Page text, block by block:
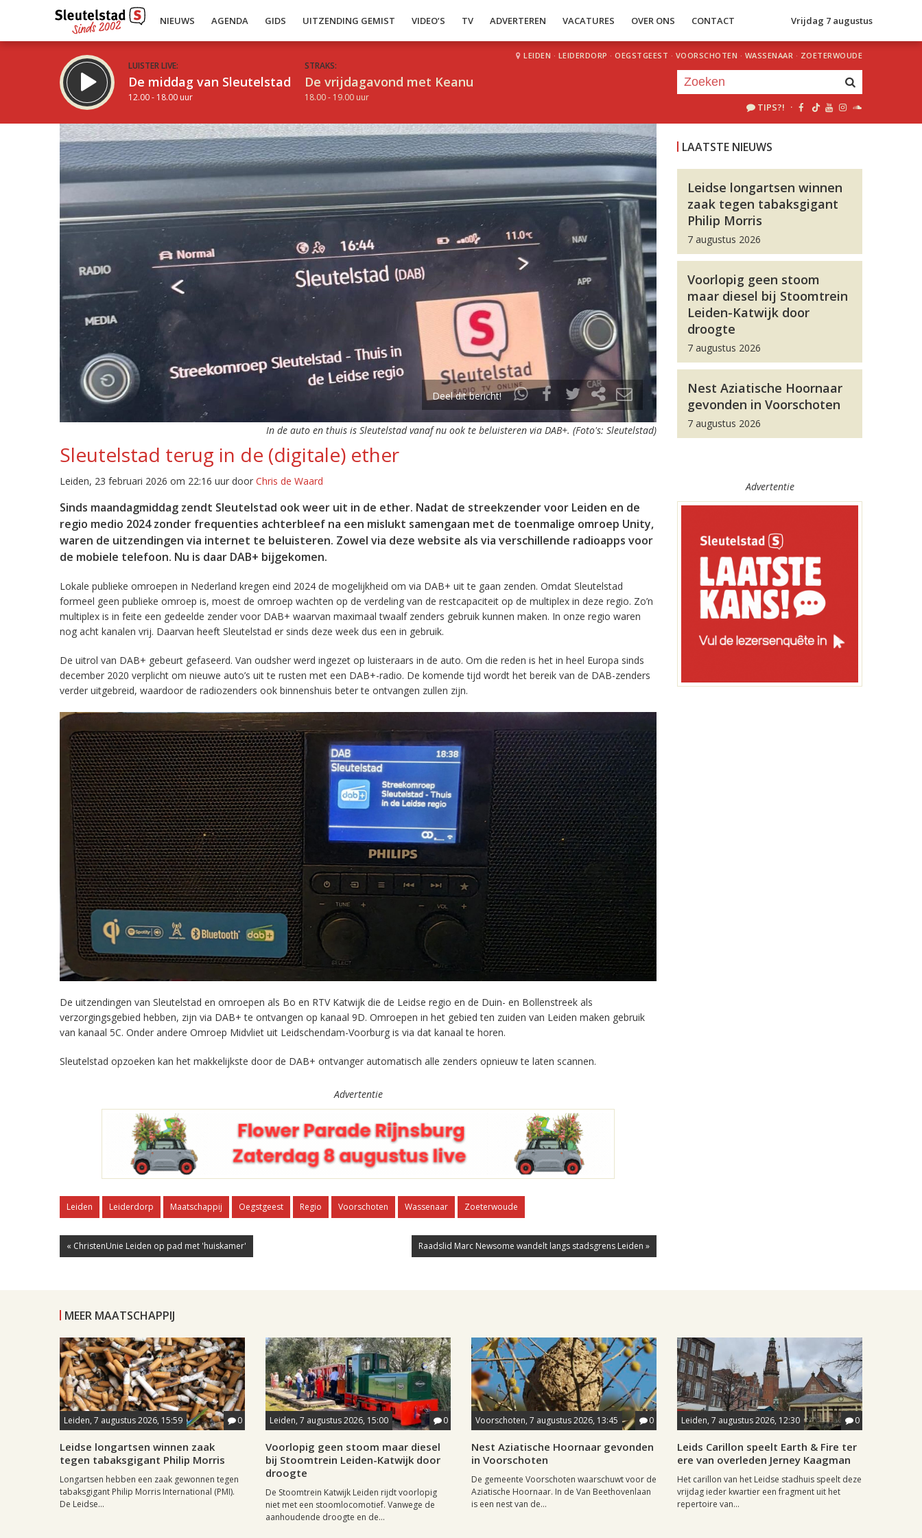
NIEUWS AGENDA GIDS UITZENDING GEMIST VIDEO’S TV ADVERTEREN VACATURES OVER ONS CONTACT Vrijdag 7 augustus
LUISTER LIVE:
De middag van Sleutelstad
12.00 - 18.00 uur
STRAKS:
De vrijdagavond met Keanu
18.00 - 19.00 uur
LEIDEN · LEIDERDORP · OEGSTGEEST · VOORSCHOTEN · WASSENAAR · ZOETERWOUDE
TIPS?! ·
Deel dit bericht!
In de auto en thuis is Sleutelstad vanaf nu ook te beluisteren via DAB+. (Foto's: Sleutelstad)
Sleutelstad terug in de (digitale) ether
Leiden, 23 februari 2026 om 22:16 uur door Chris de Waard
Sinds maandagmiddag zendt Sleutelstad ook weer uit in de ether. Nadat de streekzender voor Leiden en de
regio medio 2024 zonder frequenties achterbleef na een mislukt samengaan met de toenmalige omroep Unity,
waren de uitzendingen via internet te beluisteren. Zowel via deze website als via verschillende radioapps voor
de mobiele telefoon. Nu is daar DAB+ bijgekomen.
Lokale publieke omroepen in Nederland kregen eind 2024 de mogelijkheid om via DAB+ uit te gaan zenden. Omdat Sleutelstad
formeel geen publieke omroep is, moest de omroep wachten op de verdeling van de restcapaciteit op de multiplex in deze regio. Zo’n
multiplex is in feite een gedeelde zender voor DAB+ waarvan maximaal twaalf zenders gebruik kunnen maken. In onze regio waren
nog acht kanalen vrij. Daarvan heeft Sleutelstad er sinds deze week dus een in gebruik.
De uitrol van DAB+ gebeurt gefaseerd. Van oudsher werd ingezet op luisteraars in de auto. Om die reden is het in heel Europa sinds
december 2020 verplicht om nieuwe auto’s uit te rusten met een DAB+-radio. De komende tijd wordt het bereik van de DAB-zenders
verder uitgebreid, waardoor de radiozenders ook binnenshuis beter te ontvangen zullen zijn.
De uitzendingen van Sleutelstad en omroepen als Bo en RTV Katwijk die de Leidse regio en de Duin- en Bollenstreek als
verzorgingsgebied hebben, zijn via DAB+ te ontvangen op kanaal 9D. Omroepen in het gebied ten zuiden van Leiden maken gebruik
van kanaal 5C. Onder andere Omroep Midvliet uit Leidschendam-Voorburg is via dat kanaal te horen.
Sleutelstad opzoeken kan het makkelijkste door de DAB+ ontvanger automatisch alle zenders opnieuw te laten scannen.
Advertentie
Leiden Leiderdorp Maatschappij Oegstgeest Regio Voorschoten Wassenaar Zoeterwoude
« ChristenUnie Leiden op pad met 'huiskamer' Raadslid Marc Newsome wandelt langs stadsgrens Leiden »
LAATSTE NIEUWS
Leidse longartsen winnen
zaak tegen tabaksgigant
Philip Morris
7 augustus 2026
Voorlopig geen stoom
maar diesel bij Stoomtrein
Leiden-Katwijk door
droogte
7 augustus 2026
Nest Aziatische Hoornaar
gevonden in Voorschoten
7 augustus 2026
Advertentie
MEER MAATSCHAPPIJ
Leiden, 7 augustus 2026, 15:59 0
Leidse longartsen winnen zaak
tegen tabaksgigant Philip Morris
Longartsen hebben een zaak gewonnen tegen
tabaksgigant Philip Morris International (PMI).
De Leidse...
Leiden, 7 augustus 2026, 15:00 0
Voorlopig geen stoom maar diesel
bij Stoomtrein Leiden-Katwijk door
droogte
De Stoomtrein Katwijk Leiden rijdt voorlopig
niet met een stoomlocomotief. Vanwege de
aanhoudende droogte en de...
Voorschoten, 7 augustus 2026, 13:45 0
Nest Aziatische Hoornaar gevonden
in Voorschoten
De gemeente Voorschoten waarschuwt voor de
Aziatische Hoornaar. In de Van Beethovenlaan
is een nest van de...
Leiden, 7 augustus 2026, 12:30 0
Leids Carillon speelt Earth & Fire ter
ere van overleden Jerney Kaagman
Het carillon van het Leidse stadhuis speelt deze
vrijdag ieder kwartier een fragment uit het
repertoire van...